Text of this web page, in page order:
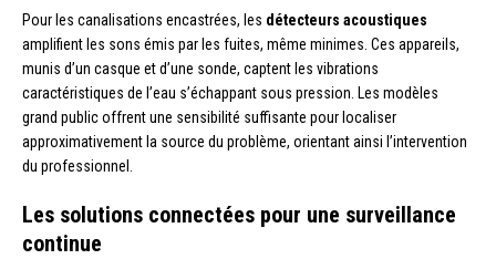
Pour les canalisations encastrées, les détecteurs acoustiques
amplifient les sons émis par les fuites, même minimes. Ces appareils,
munis d’un casque et d’une sonde, captent les vibrations
caractéristiques de l’eau s’échappant sous pression. Les modèles
grand public offrent une sensibilité suffisante pour localiser
approximativement la source du problème, orientant ainsi l’intervention
du professionnel.
Les solutions connectées pour une surveillance
continue